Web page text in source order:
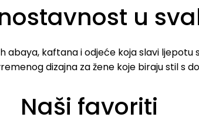
u
abaya, kaftana i odjeće koja slavi ljepotu
dizajna za žene koje biraju stil s
Naši favoriti